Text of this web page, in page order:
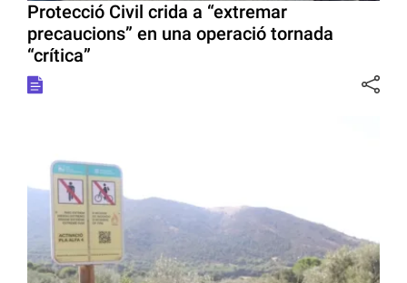
Protecció Civil crida a “extremar
precaucions” en una operació tornada
“crítica”